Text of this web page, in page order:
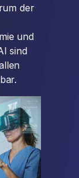
der
und
sind